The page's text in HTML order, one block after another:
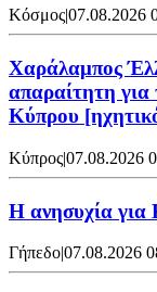
Κόσμος|07.08.2026
Χαράλαμπος
απαραίτητη για
Κύπρου
Κύπρος|07.08.2026
Η ανησυχία για
Γήπεδο|07.08.2026